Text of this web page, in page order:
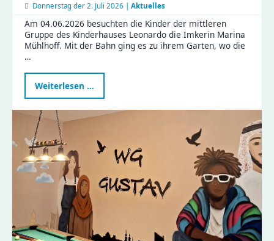
Donnerstag der 2. Juli 2026 | Aktuelles
Am 04.06.2026 besuchten die Kinder der mittleren
Gruppe des Kinderhauses Leonardo die Imkerin Marina
Mühlhoff. Mit der Bahn ging es zu ihrem Garten, wo die
…
Weiterlesen …
bei
Imkerin